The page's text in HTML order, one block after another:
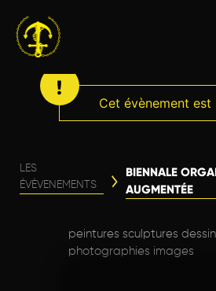
Cet évènement est
LES
ÉVÈVENEMENTS
BIENNALE
AUGMENTÉE
peintures sculptures
photographies images